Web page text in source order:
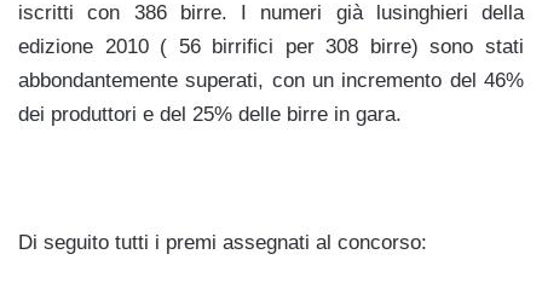
iscritti con 386 birre. I numeri già lusinghieri della
edizione 2010 ( 56 birrifici per 308 birre) sono stati
abbondantemente superati, con un incremento del 46%
dei produttori e del 25% delle birre in gara.
Di seguito tutti i premi assegnati al concorso: